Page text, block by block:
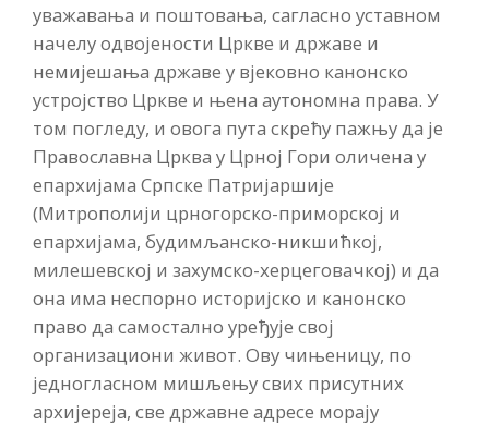
уважавања и поштовања, сагласно уставном
начелу одвојености Цркве и државе и
немијешања државе у вјековно канонско
устројство Цркве и њена аутономна права. У
том погледу, и овога пута скрећу пажњу да је
Православна Црква у Црној Гори оличена у
епархијама Српске Патријаршије
(Митрополији црногорско-приморској и
епархијама, будимљанско-никшићкој,
милешевској и захумско-херцеговачкој) и да
она има неспорно историјско и канонско
право да самостално уређује свој
организациони живот. Ову чињеницу, по
једногласном мишљењу свих присутних
архијереја, све државне адресе морају